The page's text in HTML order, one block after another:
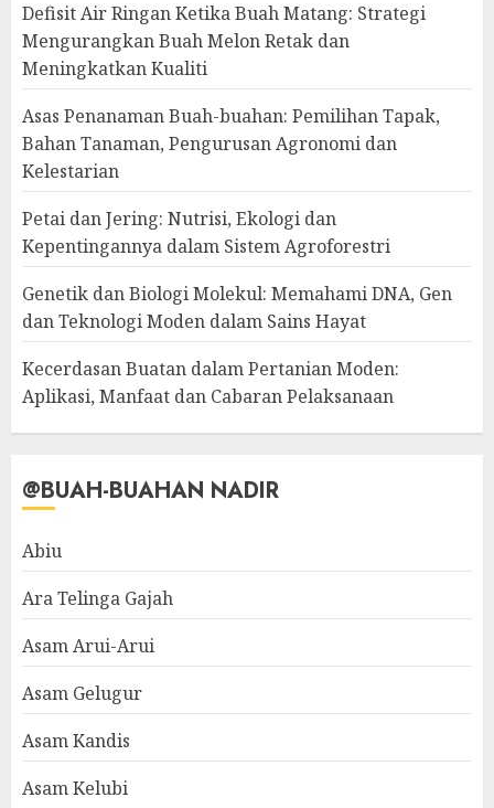
Defisit Air Ringan Ketika Buah Matang: Strategi
Mengurangkan Buah Melon Retak dan
Meningkatkan Kualiti
Asas Penanaman Buah-buahan: Pemilihan Tapak,
Bahan Tanaman, Pengurusan Agronomi dan
Kelestarian
Petai dan Jering: Nutrisi, Ekologi dan
Kepentingannya dalam Sistem Agroforestri
Genetik dan Biologi Molekul: Memahami DNA, Gen
dan Teknologi Moden dalam Sains Hayat
Kecerdasan Buatan dalam Pertanian Moden:
Aplikasi, Manfaat dan Cabaran Pelaksanaan
@BUAH-BUAHAN NADIR
Abiu
Ara Telinga Gajah
Asam Arui-Arui
Asam Gelugur
Asam Kandis
Asam Kelubi